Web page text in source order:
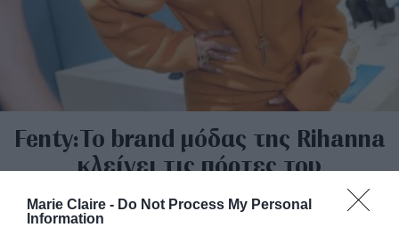
Marie Claire - Do Not Process My Personal
Information
Fenty:Το brand μόδας της Rihanna
κλείνει τις πόρτες του